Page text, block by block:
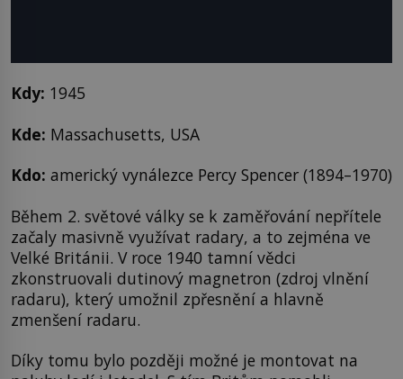
Kdy: 1945
Kde: Massachusetts, USA
Kdo: americký vynálezce Percy Spencer (1894–1970)
Během 2. světové války se k zaměřování nepřítele
začaly masivně využívat radary, a to zejména ve
Velké Británii. V roce 1940 tamní vědci
zkonstruovali dutinový magnetron (zdroj vlnění
radaru), který umožnil zpřesnění a hlavně
zmenšení radaru.
Díky tomu bylo později možné je montovat na